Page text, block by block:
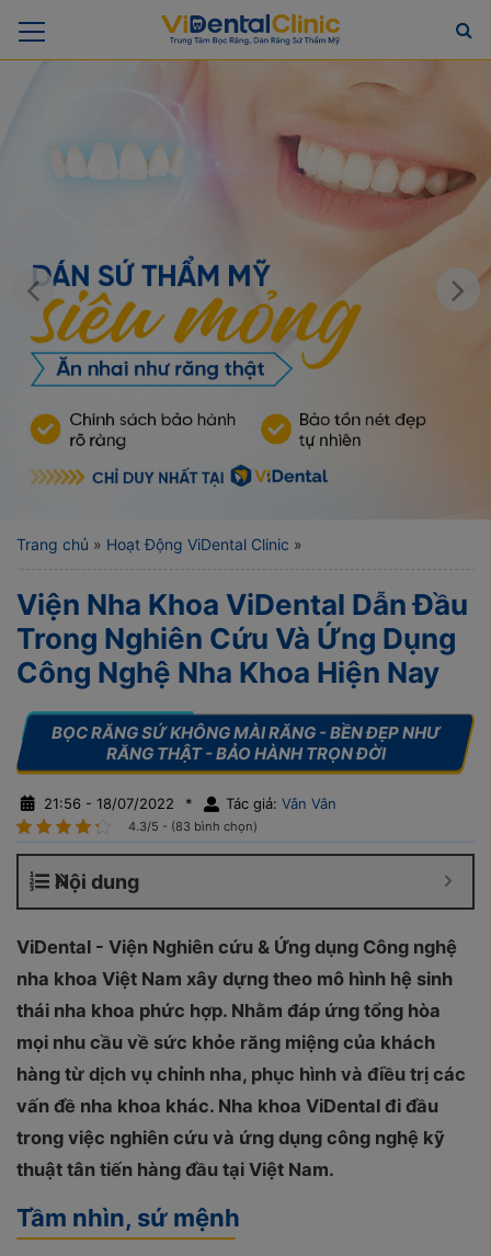
Trang chủ » Hoạt Động ViDental Clinic »
Viện Nha Khoa ViDental Dẫn Đầu
Trong Nghiên Cứu Và Ứng Dụng
Công Nghệ Nha Khoa Hiện Nay
21:56 - 18/07/2022 * Tác giả: Vân Vân
4.3/5 - (83 bình chọn)
Nội dung
ViDental - Viện Nghiên cứu & Ứng dụng Công nghệ
nha khoa Việt Nam xây dựng theo mô hình hệ sinh
thái nha khoa phức hợp. Nhằm đáp ứng tổng hòa
mọi nhu cầu về sức khỏe răng miệng của khách
hàng từ dịch vụ chỉnh nha, phục hình và điều trị các
vấn đề nha khoa khác. Nha khoa ViDental đi đầu
trong việc nghiên cứu và ứng dụng công nghệ kỹ
thuật tân tiến hàng đầu tại Việt Nam.
Tầm nhìn, sứ mệnh